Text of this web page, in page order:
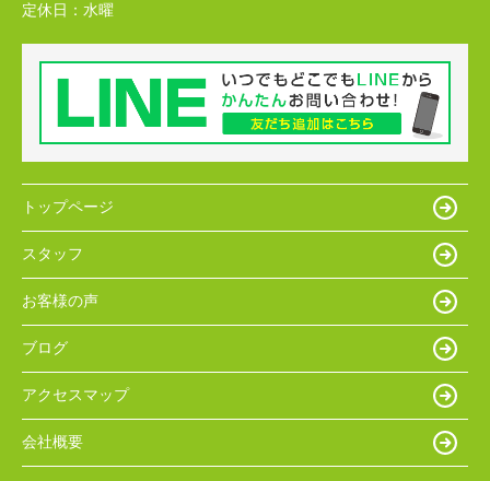
定休日： 水曜
トップページ
スタッフ
お客様の声
ブログ
アクセスマップ
会社概要